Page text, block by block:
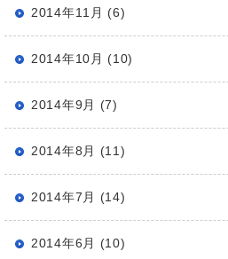
2014年11月 (6)
2014年10月 (10)
2014年9月 (7)
2014年8月 (11)
2014年7月 (14)
2014年6月 (10)